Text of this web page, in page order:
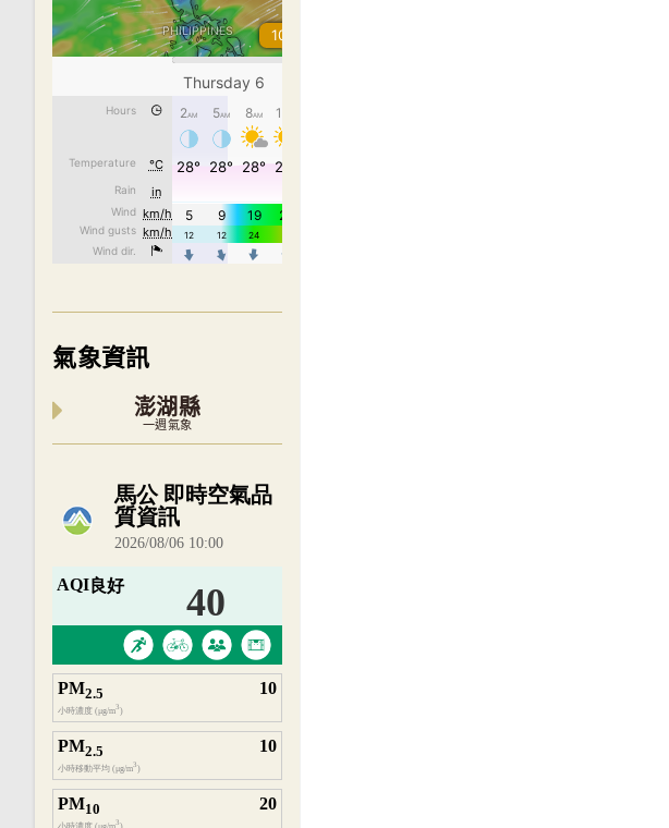
氣象資訊
澎湖縣
一週氣象
內嵌空氣品質小工具為視覺預覽，完整即時空氣品質資料請開啟